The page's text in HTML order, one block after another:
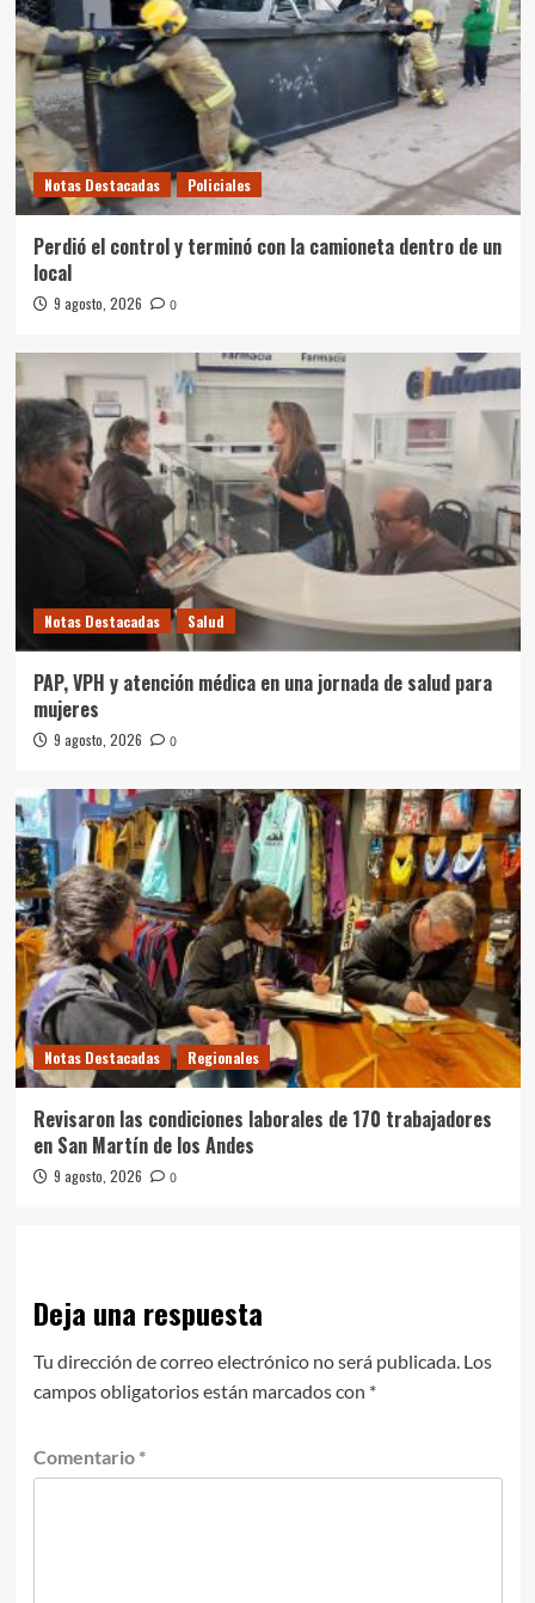
Notas Destacadas Policiales
Perdió el control y terminó con la camioneta dentro de un
local
9 agosto, 2026 0
Notas Destacadas Salud
PAP, VPH y atención médica en una jornada de salud para
mujeres
9 agosto, 2026 0
Notas Destacadas Regionales
Revisaron las condiciones laborales de 170 trabajadores
en San Martín de los Andes
9 agosto, 2026 0
Deja una respuesta
Tu dirección de correo electrónico no será publicada. Los
campos obligatorios están marcados con *
Comentario *